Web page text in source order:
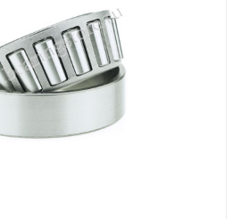
взят
с
сайта
https://
по